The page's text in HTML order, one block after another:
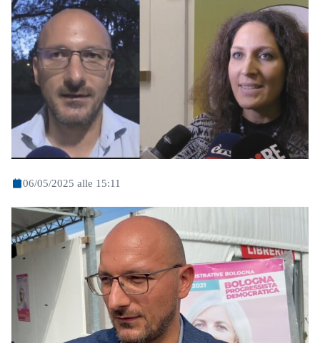
06/05/2025 alle 15:11